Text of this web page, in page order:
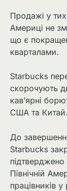
Продажі у
Америці не
що є
кварталами.
Starbucks
скорочують
кав’ярні
США та Китай.
До
Starbucks
Північній
працівників